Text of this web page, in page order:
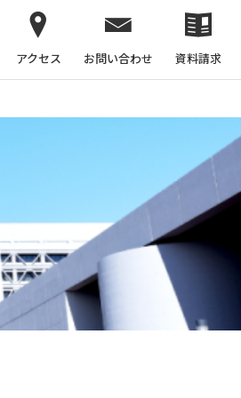
アクセス お問い合わせ 資料請求